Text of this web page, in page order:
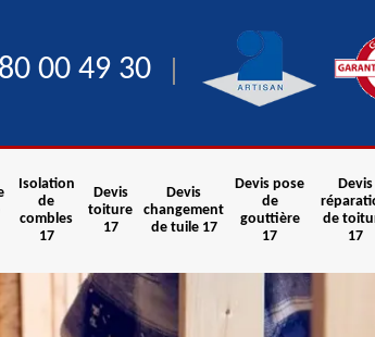
00 49 30
Isolation
de
combles
17
Devis
toiture
17
Devis
changement
de tuile 17
Devis pose
de
gouttière
17
Devis
de
17